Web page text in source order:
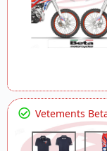
Vetements